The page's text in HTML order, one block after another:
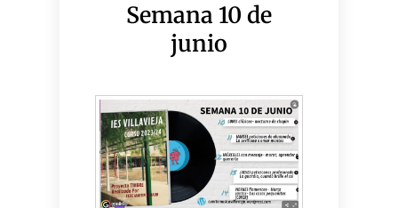
Semana 10 de
junio